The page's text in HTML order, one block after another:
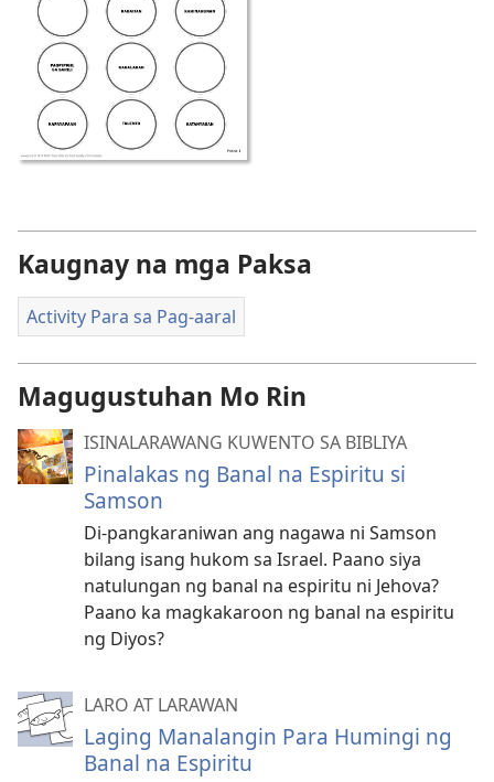
Kaugnay na mga Paksa
Activity Para sa Pag-aaral
Magugustuhan Mo Rin
ISINALARAWANG KUWENTO SA BIBLIYA
Pinalakas ng Banal na Espiritu si
Samson
Di-pangkaraniwan ang nagawa ni Samson
bilang isang hukom sa Israel. Paano siya
natulungan ng banal na espiritu ni Jehova?
Paano ka magkakaroon ng banal na espiritu
ng Diyos?
LARO AT LARAWAN
Laging Manalangin Para Humingi ng
Banal na Espiritu